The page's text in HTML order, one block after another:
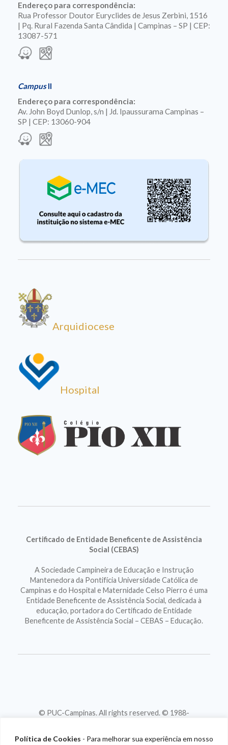
Política de Cookies - Para melhorar sua experiência em nosso
Endereço para correspondência:
Rua Professor Doutor Euryclides de Jesus Zerbini, 1516
| Pq. Rural Fazenda Santa Cândida | Campinas – SP | CEP:
13087-571
CampusII
Endereço para correspondência:
Av. John Boyd Dunlop, s/n | Jd. Ipaussurama Campinas –
SP | CEP: 13060-904
Arquidiocese
Hospital
Certificado de Entidade Beneficente de Assistência
Social (CEBAS)
A Sociedade Campineira de Educação e Instrução
Mantenedora da Pontifícia Universidade Católica de
Campinas e do Hospital e Maternidade Celso Pierro é uma
Entidade Beneficente de Assistência Social, dedicada à
educação, portadora do Certificado de Entidade
Beneficente de Assistência Social – CEBAS – Educação.
© PUC-Campinas. All rights reserved. © 1988-